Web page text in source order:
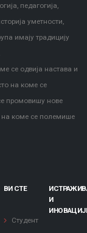
педагогија,
уметности,
имају традицију
се одвија настава и
на коме се
промовишу нове
на коме се полемише
ВИ СТЕ
Студент
И